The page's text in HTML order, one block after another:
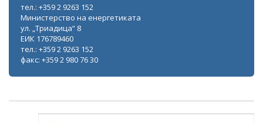
тел.: +359 2 9263 152
Министерство на енергетиката
ул. „Триадица“ 8
ЕИК 176789460
тел.: +359 2 9263 152
факс: +359 2 980 76 30